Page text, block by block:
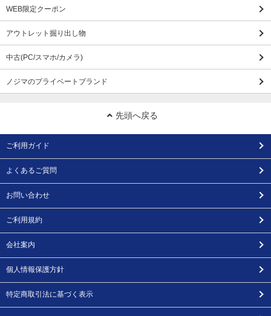
WEB限定クーポン
アウトレット掘り出し物
中古(PC/スマホ/カメラ)
ノジマのプライベートブランド
先頭へ戻る
ご利用ガイド
よくあるご質問
お問い合わせ
ご利用規約
会社案内
個人情報保護方針
特定商取引法に基づく表示